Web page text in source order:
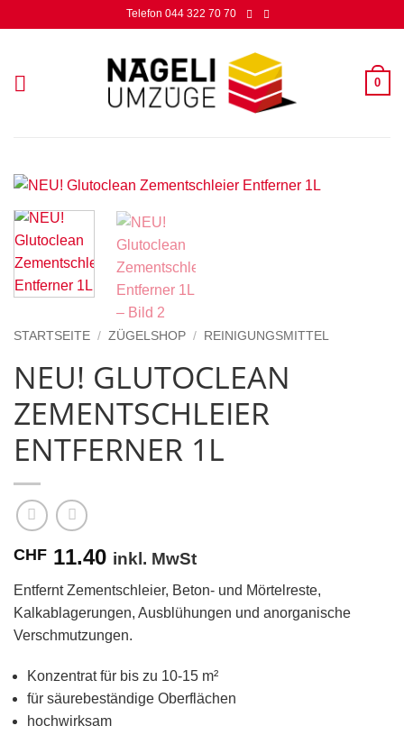
Inhalt
Telefon 044 322 70 70
0
STARTSEITE / ZÜGELSHOP / REINIGUNGSMITTEL
NEU! GLUTOCLEAN
ZEMENTSCHLEIER
ENTFERNER 1L
CHF 11.40 inkl. MwSt
Entfernt Zementschleier, Beton- und Mörtelreste,
Kalkablagerungen, Ausblühungen und anorganische
Verschmutzungen.
Konzentrat für bis zu 10-15 m²
für säurebeständige Oberflächen
hochwirksam